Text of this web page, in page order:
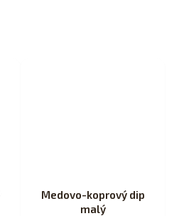
Medovo-koprový dip
malý